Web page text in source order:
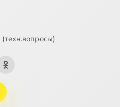
(техн.вопросы)